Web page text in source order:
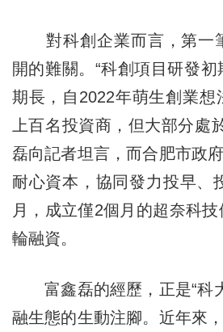
對科創企業而言，第一
開的難關。“科創項目研發
期長，自2022年萌生創業想
上百名投資商，但大部分處
磊向記者坦言，而合肥市政
耐心資本，協同發力投早
月，成立僅2個月的超奈科
輪融資。
富鑫磊的經歷，正是“科
融生態的生動注腳。近年來